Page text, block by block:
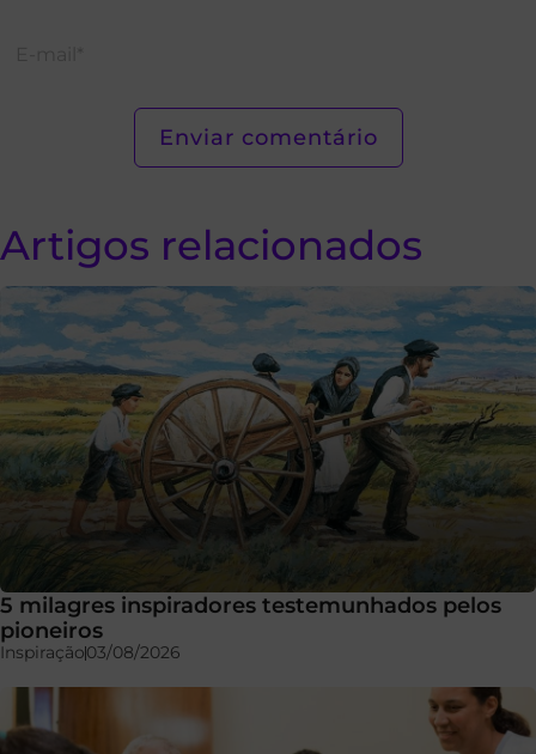
Artigos relacionados
5 milagres inspiradores testemunhados pelos
pioneiros
Inspiração03/08/2026